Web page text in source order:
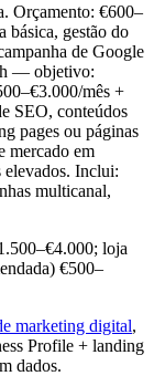
Orçamento: €600–
básica, gestão do
de Google
— objetivo:
mês +
SEO, conteúdos
pages ou páginas
mercado em
elevados. Inclui:
multicanal,
loja
€500–
marketing digital,
Profile + landing
dados.